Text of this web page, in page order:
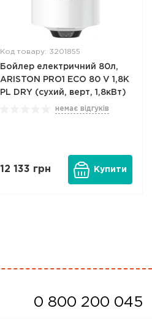
Код товару: 3201855
Бойлер електричний 80л,
ARISTON PRO1 ECO 80 V 1,8K
PL DRY (сухий, верт, 1,8кВт)
немає відгуків
12 133 грн Купити
0 800 200 045